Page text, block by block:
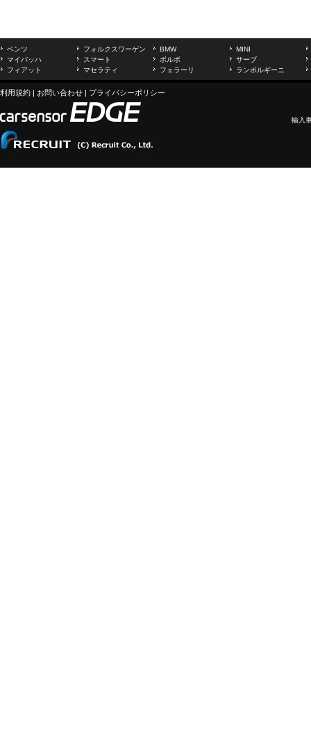
ベンツ フォルクスワーゲン BMW
MINI
マイバッハ
スマート ボルボ
サーブ
フィアット
マセラティ フェラーリ ランボルギーニ
利用規約 | お問い合わせ | プライバシーポリシー
輸入